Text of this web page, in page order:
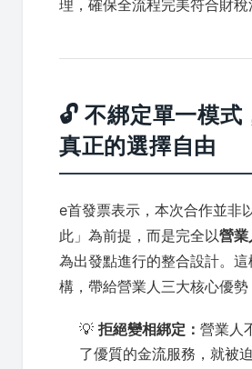
理，確保全流程完美符合財稅
🔓 不綁定單一模式
真正的選擇自由
e首發票表示，本次合作並非
此」為前提，而是完全以營業
為出發點進行的整合設計。
構，帶給營業人三大核心優勢
💡 拒絕變相綁定： 營業人
了優質的金流服務，就被